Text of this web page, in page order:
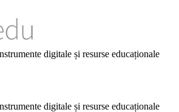
digitale și resurse educaționale
digitale și resurse educaționale